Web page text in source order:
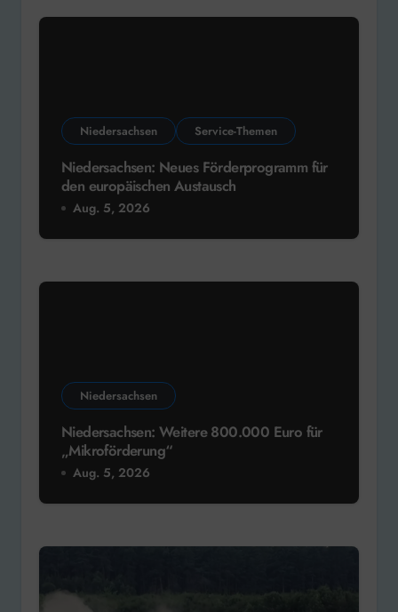
Niedersachsen Service-Themen
Niedersachsen: Neues Förderprogramm für
den europäischen Austausch
Aug. 5, 2026
Niedersachsen
Niedersachsen: Weitere 800.000 Euro für
„Mikroförderung“
Aug. 5, 2026